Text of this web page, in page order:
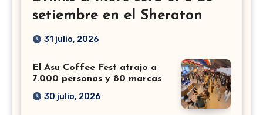
setiembre en el Sheraton
31 julio, 2026
El Asu Coffee Fest atrajo a
7.000 personas y 80 marcas
30 julio, 2026